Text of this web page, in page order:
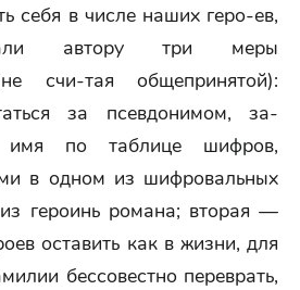
себя в числе наших геро-ев,
автору три меры
счи-тая общепринятой):
за псевдонимом, за-
имя по таблице шифров,
в одном из шифровальных
героинь романа; вторая —
оставить как в жизни, для
бессовестно переврать,